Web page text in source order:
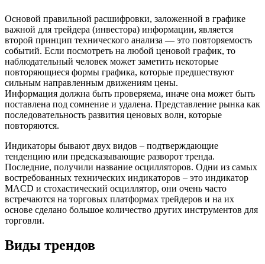
Основой правильной расшифровки, заложенной в графике
важной для трейдера (инвестора) информации, является
второй принцип технического анализа — это повторяемость
событий. Если посмотреть на любой ценовой график, то
наблюдательный человек может заметить некоторые
повторяющиеся формы графика, которые предшествуют
сильным направленным движениям цены.
Информация должна быть проверяема, иначе она может быть
поставлена под сомнение и удалена. Представление рынка как
последовательность развития ценовых волн, которые
повторяются.
Индикаторы бывают двух видов – подтверждающие
тенденцию или предсказывающие разворот тренда.
Последние, получили название осцилляторов. Одни из самых
востребованных технических индикаторов – это индикатор
MACD и стохастический осциллятор, они очень часто
встречаются на торговых платформах трейдеров и на их
основе сделано большое количество других инструментов для
торговли.
Виды трендов